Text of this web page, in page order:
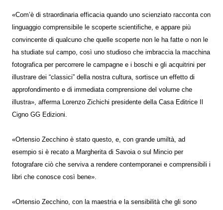
«Com’è di straordinaria efficacia quando uno scienziato racconta con
linguaggio comprensibile le scoperte scientifiche, e appare più
convincente di qualcuno che quelle scoperte non le ha fatte o non le
ha studiate sul campo, così uno studioso che imbraccia la macchina
fotografica per percorrere le campagne e i boschi e gli acquitrini per
illustrare dei “classici” della nostra cultura, sortisce un effetto di
approfondimento e di immediata comprensione del volume che
illustra», afferma Lorenzo Zichichi presidente della Casa Editrice Il
Cigno GG Edizioni.
«Ortensio Zecchino è stato questo, e, con grande umiltà, ad
esempio si è recato a Margherita di Savoia o sul Mincio per
fotografare ciò che serviva a rendere contemporanei e comprensibili i
libri che conosce così bene».
«Ortensio Zecchino, con la maestria e la sensibilità che gli sono